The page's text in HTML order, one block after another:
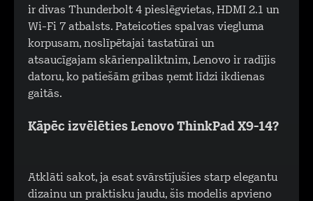
ir divas Thunderbolt 4 pieslēgvietas, HDMI 2.1 un
Wi-Fi 7 atbalsts. Pateicoties spalvas viegluma
korpusam, noslīpētajai tastatūrai un
atsaucīgajam skārienpaliktnim, Lenovo ir radījis
datoru, ko patiešām gribas ņemt līdzi ikdienas
gaitās.
Kāpēc izvēlēties Lenovo ThinkPad X9-14?
Atklāti sakot, ja esat svārstījušies starp elegantu
dizainu un praktisku jaudu, šis modelis apvieno